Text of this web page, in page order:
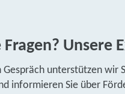
Fragen? Unsere
unterstützen wir
informieren Sie über